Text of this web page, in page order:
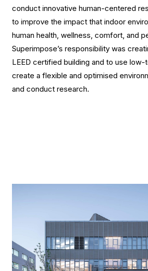
conduct innovative human-centered
to improve the impact that indoor
human health, wellness, comfort, and
Superimpose’s responsibility was
LEED certified building and to use
create a flexible and optimised
and conduct research.